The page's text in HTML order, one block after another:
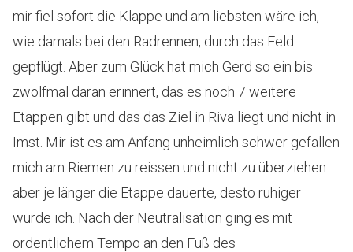
mir fiel sofort die Klappe und am liebsten wäre ich,
wie damals bei den Radrennen, durch das Feld
gepflügt. Aber zum Glück hat mich Gerd so ein bis
zwölfmal daran erinnert, das es noch 7 weitere
Etappen gibt und das das Ziel in Riva liegt und nicht in
Imst. Mir ist es am Anfang unheimlich schwer gefallen
mich am Riemen zu reissen und nicht zu überziehen
aber je länger die Etappe dauerte, desto ruhiger
wurde ich. Nach der Neutralisation ging es mit
ordentlichem Tempo an den Fuß des